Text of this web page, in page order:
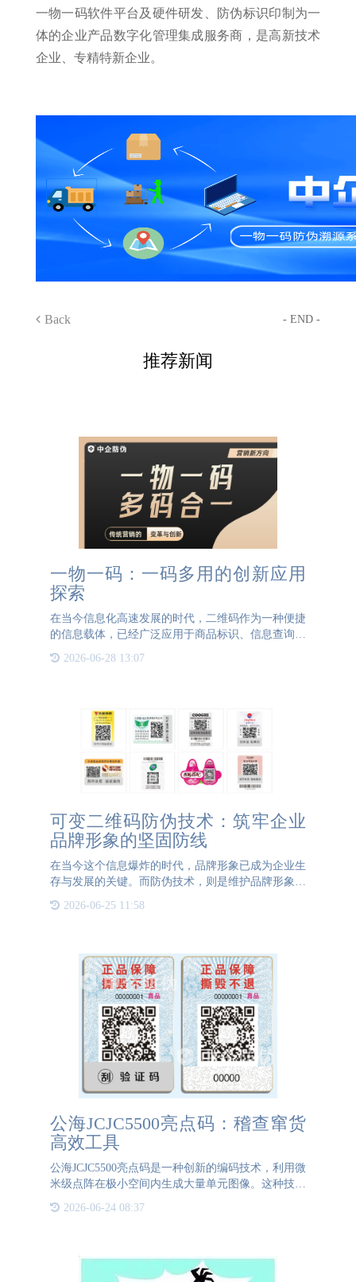
一物一码软件平台及硬件研发、防伪标识印制为一
体的企业产品数字化管理集成服务商，是高新技术
企业、专精特新企业。
Back - END -
推荐新闻
一物一码：一码多用的创新应用
探索
在当今信息化高速发展的时代，二维码作为一种便捷
的信息载体，已经广泛应用于商品标识、信息查询、
借其独特性、安全性和可追溯性，成为连接产品与消
2026-06-28 13:07
可变二维码防伪技术：筑牢企业
品牌形象的坚固防线
在当今这个信息爆炸的时代，品牌形象已成为企业生
存与发展的关键。而防伪技术，则是维护品牌形象的
重要一环。可变二维码防伪技术，作为新一代防伪技
术的佼佼者，正在为企业品牌形象的守护提供强有力
2026-06-25 11:58
公海JCJC5500亮点码：稽查窜货
高效工具
公海JCJC5500亮点码是一种创新的编码技术，利用微
米级点阵在极小空间内生成大量单元图像。这种技术
已巧妙融入不干胶标签中，标签表面布满了微小的点
阵，即亮点码的码图。相较于传统二维码，亮点码具
2026-06-24 08:37